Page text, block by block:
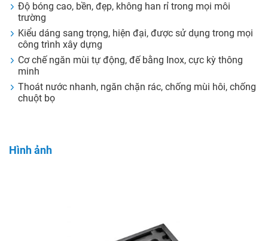
Độ bóng cao, bền, đẹp, không han rỉ trong mọi môi
trường
Kiểu dáng sang trọng, hiện đại, được sử dụng trong mọi
công trình xây dựng
Cơ chế ngăn mùi tự động, đế bằng Inox, cực kỳ thông
minh
Thoát nước nhanh, ngăn chặn rác, chống mùi hôi, chống
chuột bọ
Hình ảnh